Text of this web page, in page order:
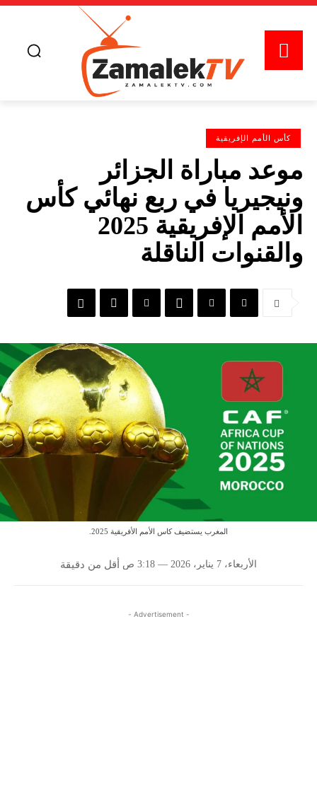
كأس الأمم الإفريقية
موعد مباراة الجزائر
ونيجيريا في ربع نهائي كأس
الأمم الإفريقية 2025
والقنوات الناقلة
المغرب يستضيف كاس الأمم الأفريقية 2025.
الأربعاء، 7 يناير، 2026 — 3:18 ص أقل من دقيقة
- Advertisement -